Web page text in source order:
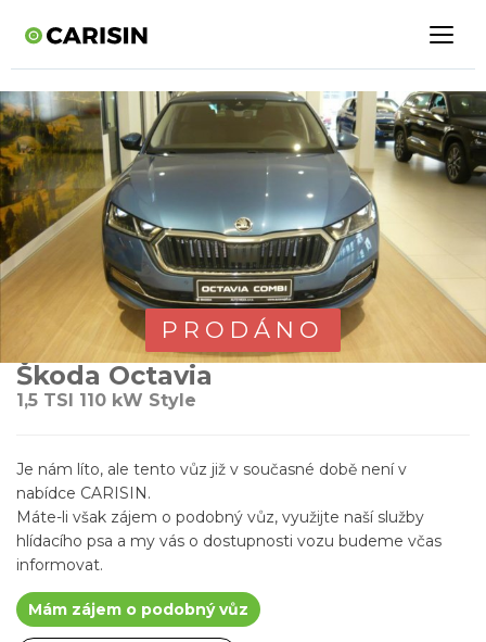
PRODÁNO
Škoda Octavia
1,5 TSI 110 kW Style
Je nám líto, ale tento vůz již v současné době není v
nabídce CARISIN.
Máte-li však zájem o podobný vůz, využijte naší služby
hlídacího psa a my vás o dostupnosti vozu budeme včas
informovat.
Mám zájem o podobný vůz